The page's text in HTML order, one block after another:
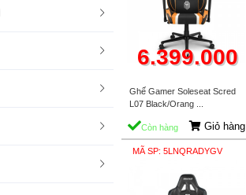
6.399.000
Ghế Gamer Soleseat Scred
L07 Black/Orang ...
Còn hàng Giỏ hàng
MÃ SP: 5LNQRADYGV